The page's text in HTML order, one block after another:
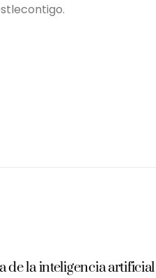
de la inteligencia artificial